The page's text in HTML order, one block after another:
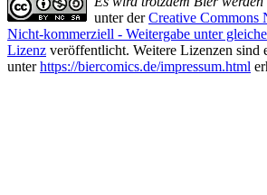
unter derCreative Commons
Nicht-kommerziell - Weitergabe unter
Lizenz veröffentlicht. Weitere Lizenzen sind
unterhttps://biercomics.de/impressum.html